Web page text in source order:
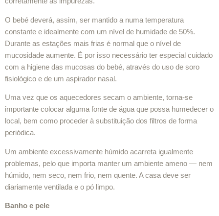
O bebé deverá, assim, ser mantido a numa temperatura
constante e idealmente com um nível de humidade de 50%.
Durante as estações mais frias é normal que o nível de
mucosidade aumente. É por isso necessário ter especial cuidado
com a higiene das mucosas do bebé, através do uso de soro
fisiológico e de um aspirador nasal.
Uma vez que os aquecedores secam o ambiente, torna-se
importante colocar alguma fonte de água que possa humedecer o
local, bem como proceder à substituição dos filtros de forma
periódica.
Um ambiente excessivamente húmido acarreta igualmente
problemas, pelo que importa manter um ambiente ameno — nem
húmido, nem seco, nem frio, nem quente. A casa deve ser
diariamente ventilada e o pó limpo.
Banho e pele